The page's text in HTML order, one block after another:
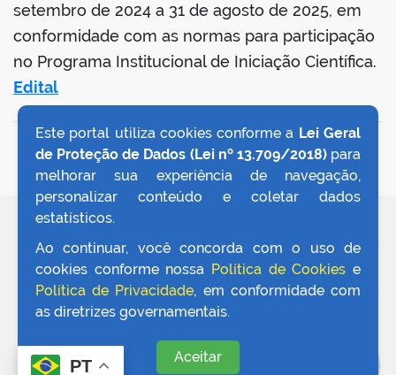
setembro de 2024 a 31 de agosto de 2025, em
conformidade com as normas para participação
no Programa Institucional de Iniciação Científica.
Edital
VOLTAR AO TOPO
Este portal utiliza cookies conforme a Lei Geral
de Proteção de Dados (Lei nº 13.709/2018)para
melhorar sua experiência de navegação,
personalizar conteúdo e coletar dados
estatísticos.
Ao continuar, você concorda com o uso de
cookies conforme nossa Política de Cookies e
Política de Privacidade, em conformidade com
as diretrizes governamentais.
Aceitar
PT